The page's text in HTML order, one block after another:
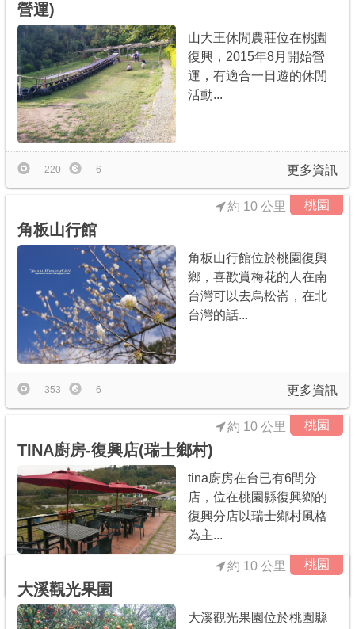
營運)
山大王休閒農莊位在桃園
復興，2015年8月開始營
運，有適合一日遊的休閒
活動...
更多資訊
220 6
桃園
角板山行館
約 10 公里
角板山行館位於桃園復興
鄉，喜歡賞梅花的人在南
台灣可以去烏松崙，在北
台灣的話...
更多資訊
353 6
桃園
TINA廚房-復興店(瑞士鄉村)
約 10 公里
tina廚房在台已有6間分
店，位在桃園縣復興鄉的
復興分店以瑞士鄉村風格
為主...
10 1
桃園
大溪觀光果園
約 10 公里
大溪觀光果園位於桃園縣